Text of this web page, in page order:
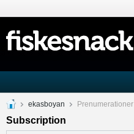
ekasboyan Prenumerationer
Subscription